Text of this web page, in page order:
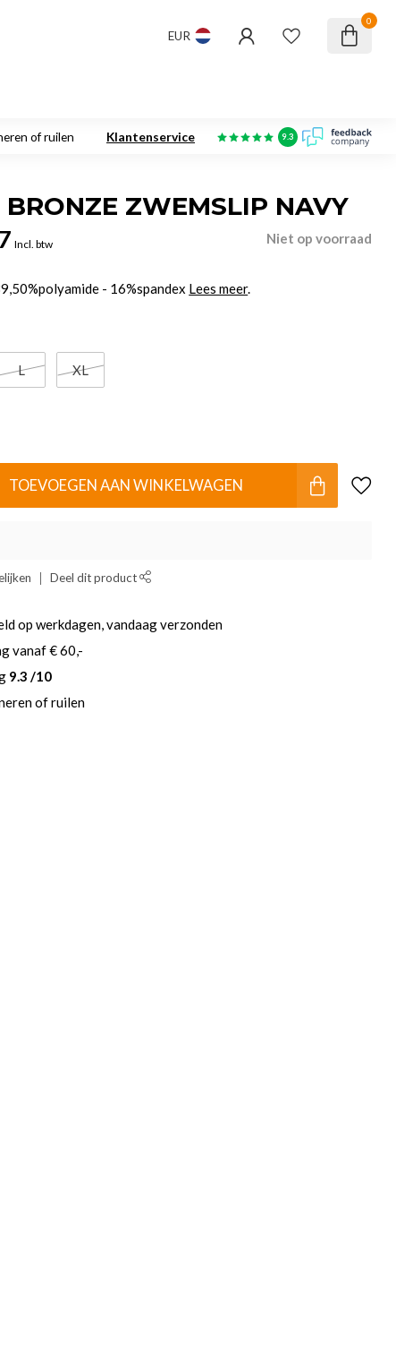
EUR
0
of ruilen Klantenservice 9.3
BRONZE ZWEMSLIP NAVY
Incl. btw Niet op voorraad
- 16%spandex Lees meer.
L XL
TOEVOEGEN AAN WINKELWAGEN
Deel dit product
op werkdagen, vandaag verzonden
vanaf € 60,-
9.3 /10
of ruilen